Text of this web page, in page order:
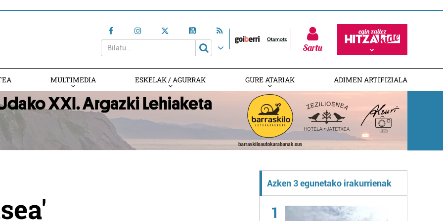
Sartu
MULTIMEDIA ESKELAK / AGURRAK GURE ATARIAK ADIMEN ARTIFIZIALA
Azken 3 egunetako irakurrienak
1